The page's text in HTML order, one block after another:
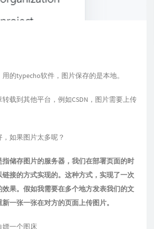
的typecho软件，图片保存的是本地。
载到其他平台，例如CSDN，图片需要上传
如果图片太多呢？
指储存图片的服务器，我们在部署页面的时
接的方式实现的。这种方式，实现了一次
果。假如我需要在多个地方发表我们的文
一张一张在对方的页面上传图片。
嫖一个图床